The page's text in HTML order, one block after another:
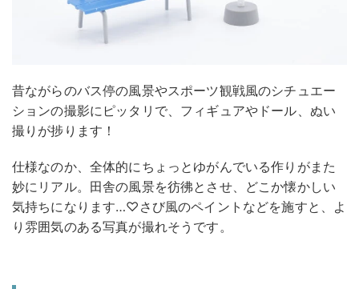
昔ながらのバス停の風景やスポーツ観戦風のシチュエー
ションの撮影にピッタリで、フィギュアやドール、ぬい
撮りが捗ります！
仕様なのか、全体的にちょっとゆがんでいる作りがまた
妙にリアル。田舎の風景を彷彿とさせ、どこか懐かしい
気持ちになります…♡さび風のペイントなどを施すと、よ
り雰囲気のある写真が撮れそうです。